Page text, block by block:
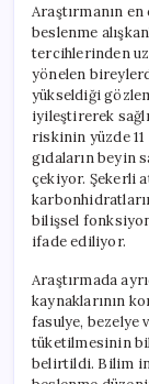
Araştırmanın
beslenme
tercihlerinden
yönelen
yükseldiği
iyileştirerek
riskinin yüzde
gıdaların beyin
çekiyor. Şekerli
bilişsel
ifade ediliyor.
Araştırmada
kaynaklarının
fasulye, bezelye
tüketilmesinin
belirtildi. Bilim